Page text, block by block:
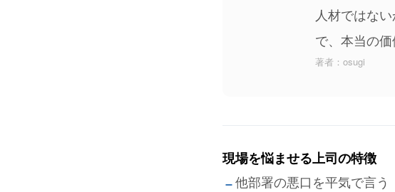
人材ではない
で、本当の価
著者：osugi
現場を悩ませる上司の特徴
他部署の悪口を平気で言う